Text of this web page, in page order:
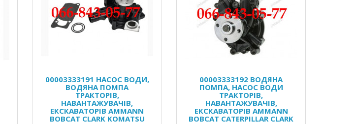
00003333191 НАСОС ВОДИ,
ВОДЯНА ПОМПА
ТРАКТОРІВ,
НАВАНТАЖУВАЧІВ,
ЕКСКАВАТОРІВ AMMANN
BOBCAT CLARK KOMATSU
00003333192 ВОДЯНА
ПОМПА, НАСОС ВОДИ
ТРАКТОРІВ,
НАВАНТАЖУВАЧІВ,
ЕКСКАВАТОРІВ AMMANN
BOBCAT CATERPILLAR CLARK